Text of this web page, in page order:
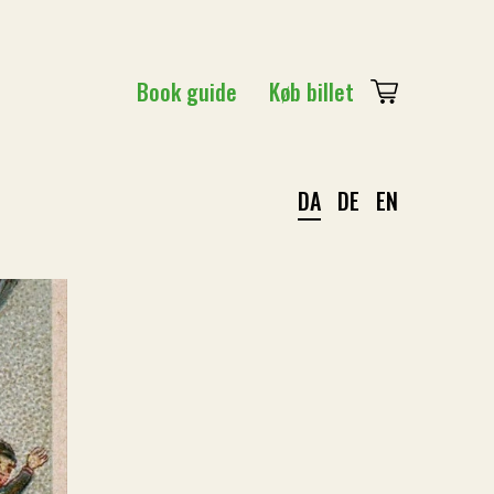
Book guide Køb billet
DA DE EN